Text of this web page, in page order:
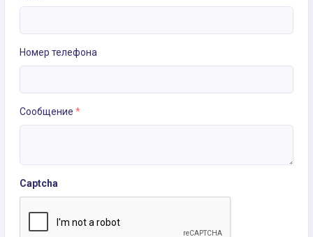
Номер телефона
Сообщение *
Captcha